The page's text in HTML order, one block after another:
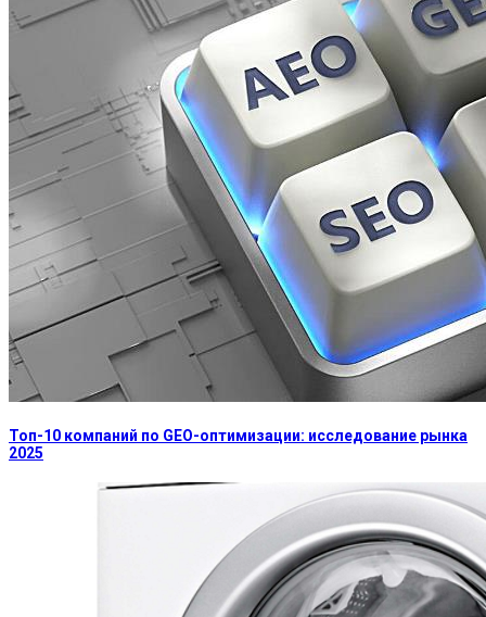
Топ-10 компаний по GEO-оптимизации: исследование рынка
2025